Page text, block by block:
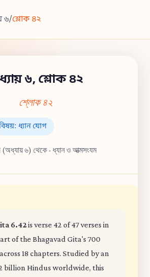
৬/শ্লোক ৪২
৬, শ্লোক ৪২
শ্লোক ৪২
ধ্যান যোগ
(অধ্যায় ৬) থেকে - ধ্যান ও আত্মসংযম
6.42is verse 42 of 47 verses in
of the Bhagavad Gita's 700
18 chapters. Studied by an
billion Hindus worldwide, this